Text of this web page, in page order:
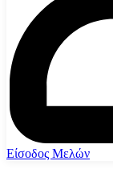
Είσοδος Μελών